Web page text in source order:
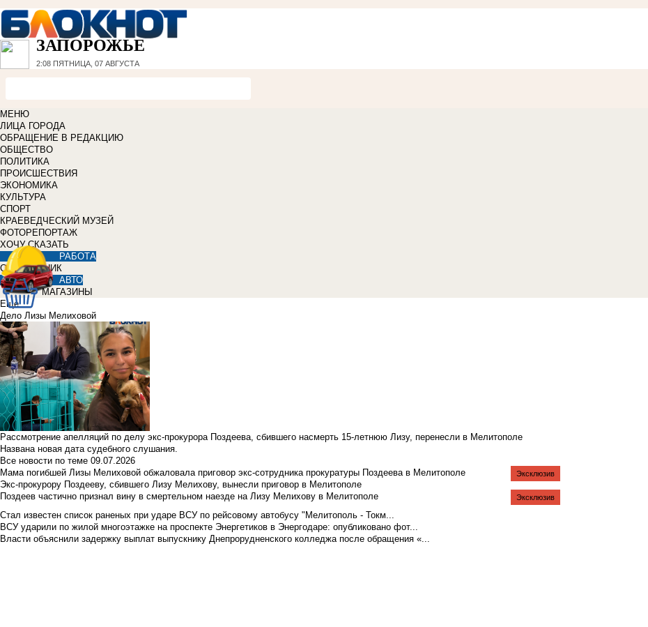
ЗАПОРОЖЬЕ
2:08 ПЯТНИЦА, 07 АВГУСТА
МЕНЮ
ЛИЦА ГОРОДА
ОБРАЩЕНИЕ В РЕДАКЦИЮ
ОБЩЕСТВО
ПОЛИТИКА
ПРОИСШЕСТВИЯ
ЭКОНОМИКА
КУЛЬТУРА
СПОРТ
КРАЕВЕДЧЕСКИЙ МУЗЕЙ
ФОТОРЕПОРТАЖ
ХОЧУ СКАЗАТЬ
РАБОТА
СПРАВОЧНИК
АВТО
МАГАЗИНЫ
Еще
Дело Лизы Мелиховой
Рассмотрение апелляций по делу экс-прокурора Поздеева, сбившего насмерть 15-летнюю Лизу, перенесли в Мелитополе
Названа новая дата судебного слушания.
Все новости по теме 09.07.2026
Мама погибшей Лизы Мелиховой обжаловала приговор экс-сотрудника прокуратуры Поздеева в Мелитополе
Экс-прокурору Поздееву, сбившего Лизу Мелихову, вынесли приговор в Мелитополе
Поздеев частично признал вину в смертельном наезде на Лизу Мелихову в Мелитополе
Стал известен список раненых при ударе ВСУ по рейсовому автобусу "Мелитополь - Токм...
Эксклюзив
ВСУ ударили по жилой многоэтажке на проспекте Энергетиков в Энергодаре: опубликовано фот...
Власти объяснили задержку выплат выпускнику Днепрорудненского колледжа после обращения «...
Эксклюзив